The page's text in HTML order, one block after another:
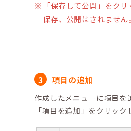
「保存して公開」をクリ
保存、公開はされません。
項目の追加
作成したメニューに項目を
「項目を追加」をクリック